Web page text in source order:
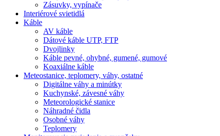
Zásuvky, vypínače
Interiérové svietidlá
Káble
AV káble
Dátové káble UTP, FTP
Dvojlinky
Káble pevné, ohybné, gumené, gumové
Koaxiálne káble
Meteostanice, teplomery, váhy, ostatné
Digitálne váhy a minútky
Kuchynské, závesné váhy
Meteorologické stanice
Náhradné čidla
Osobné váhy
Teplomery